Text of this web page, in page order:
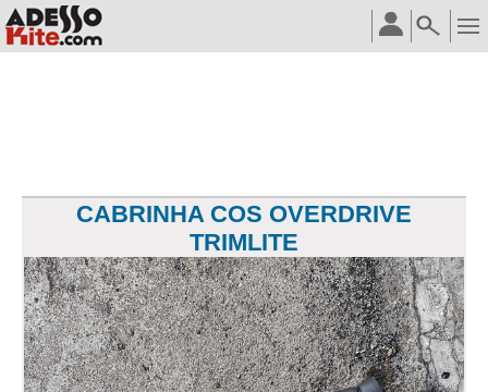
CABRINHA COS OVERDRIVE
TRIMLITE